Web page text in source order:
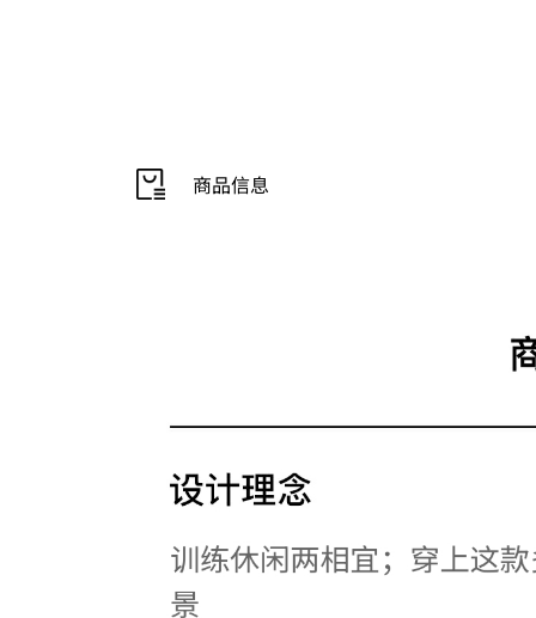
商品信息